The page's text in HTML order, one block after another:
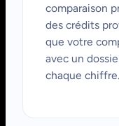
comparaison
des crédits
que votre
avec un
chaque chiffre.